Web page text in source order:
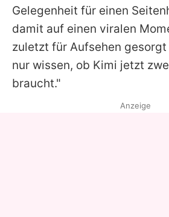
Utiq
Gelegenheit für einen
damit auf einen viralen
zuletzt für Aufsehen
nur wissen, ob Kimi jetzt
braucht."
Anzeige